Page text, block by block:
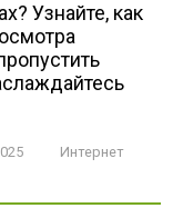
Узнайте, как
Интернет